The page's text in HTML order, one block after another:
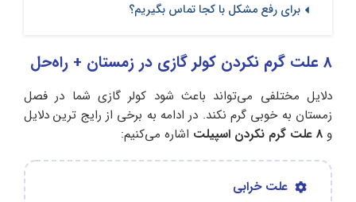
برای رفع مشکل با کجا تماس بگیریم؟
8 علت گرم نکردن کولر گازی در زمستان + راه‌حل
دلایل مختلفی می‌تواند باعث شود کولر گازی شما در فصل
زمستان به خوبی گرم نکند. در ادامه به برخی از رایج‌ ترین دلایل
و 8 علت گرم نکردن اسپیلت اشاره می‌کنیم:
علت خرابی